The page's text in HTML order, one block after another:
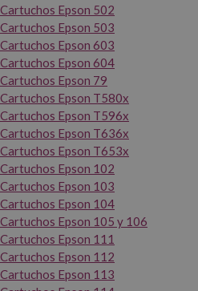
Cartuchos Epson 502
Cartuchos Epson 503
Cartuchos Epson 603
Cartuchos Epson 604
Cartuchos Epson 79
Cartuchos Epson T580x
Cartuchos Epson T596x
Cartuchos Epson T636x
Cartuchos Epson T653x
Cartuchos Epson 102
Cartuchos Epson 103
Cartuchos Epson 104
Cartuchos Epson 105 y 106
Cartuchos Epson 111
Cartuchos Epson 112
Cartuchos Epson 113